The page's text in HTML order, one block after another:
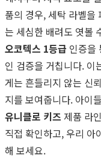
품의 경우, 세탁 라벨을
는 세심한 배려도 엿볼
오코텍스 1등급 인증을
인 검증을 거칩니다. 이
게는 흔들리지 않는 신
지를 보여줍니다. 아이
유니클로 키즈 제품 라
직접 확인하고, 우리 아
해 보세요.